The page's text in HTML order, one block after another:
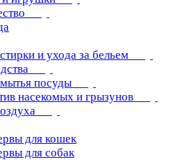
и ухода за бельем
посуды
насекомых и грызунов
для кошек
для собак